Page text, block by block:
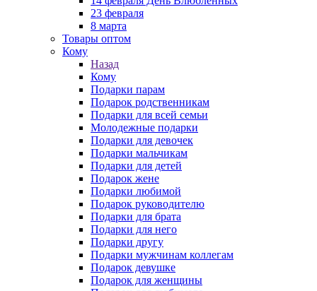
23 февраля
8 марта
Товары оптом
Кому
Назад
Кому
Подарки парам
Подарок родственникам
Подарки для всей семьи
Молодежные подарки
Подарки для девочек
Подарки мальчикам
Подарки для детей
Подарок жене
Подарки любимой
Подарок руководителю
Подарки для брата
Подарки для него
Подарки другу
Подарки мужчинам коллегам
Подарок девушке
Подарок для женщины